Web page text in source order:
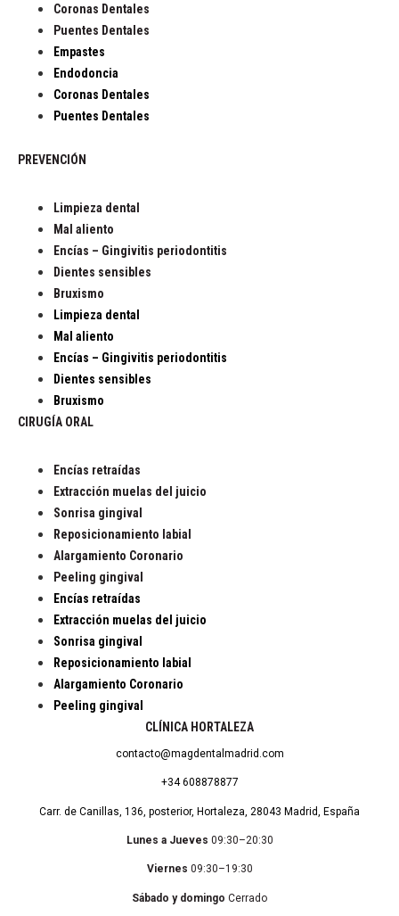
Coronas Dentales
Puentes Dentales
Empastes
Endodoncia
Coronas Dentales
Puentes Dentales
PREVENCIÓN
Limpieza dental
Mal aliento
Encías – Gingivitis periodontitis
Dientes sensibles
Bruxismo
Limpieza dental
Mal aliento
Encías – Gingivitis periodontitis
Dientes sensibles
Bruxismo
CIRUGÍA ORAL
Encías retraídas
Extracción muelas del juicio
Sonrisa gingival
Reposicionamiento labial
Alargamiento Coronario
Peeling gingival
Encías retraídas
Extracción muelas del juicio
Sonrisa gingival
Reposicionamiento labial
Alargamiento Coronario
Peeling gingival
CLÍNICA HORTALEZA
contacto@magdentalmadrid.com
+34 608878877
Carr. de Canillas, 136, posterior, Hortaleza, 28043 Madrid, España
Lunes a Jueves 09:30–20:30
Viernes 09:30–19:30
Sábado y domingo Cerrado